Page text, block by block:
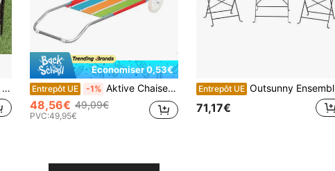
Économiser 0,53€
Entrepôt UE -1% Aktive Chaise longue de plage 2 en 1 avec coussin rembourré et parasol
48,56€ 49,09€
PVC:49,95€
Entrepôt UE Outsunny Ensemble de Salon de Jardin Bistrot 3 Pièces, Mobilier de Terrasse avec 2 Chaises Pliantes et Table Carrée en Bois d'Acacia, Cadre en Métal, pour Balcon Patio Jardin, Naturel
71,17€